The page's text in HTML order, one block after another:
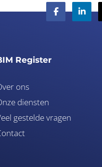
Register
ons
diensten
gestelde vragen